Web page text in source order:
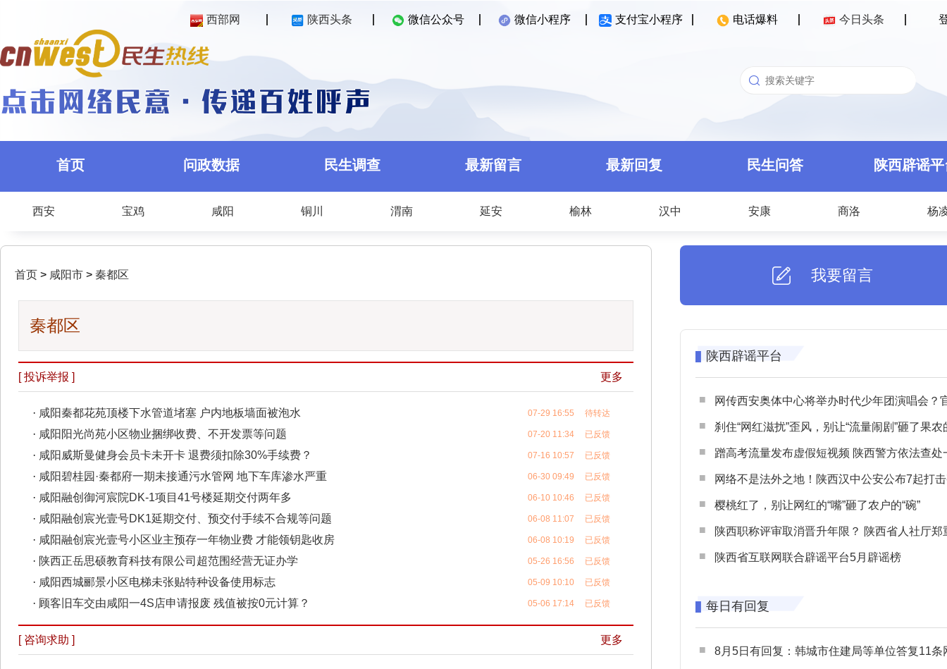
西部网 陕西头条 微信公众号 微信小程序 支付宝小程序 电话爆料 今日头条
首页 问政数据 民生调查 最新留言 最新回复 民生问答 陕西辟谣
西安 宝鸡 咸阳 铜川 渭南 延安 榆林 汉中 安康 商洛 杨
首页 > 咸阳市 > 秦都区
秦都区
[ 投诉举报 ] 更多
· 咸阳秦都花苑顶楼下水管道堵塞 户内地板墙面被泡水 07-29 16:55 待转达
· 咸阳阳光尚苑小区物业捆绑收费、不开发票等问题 07-20 11:34 已反馈
· 咸阳威斯曼健身会员卡未开卡 退费须扣除30%手续费？ 07-16 10:57 已反馈
· 咸阳碧桂园·秦都府一期未接通污水管网 地下车库渗水严重 06-30 09:49 已反馈
· 咸阳融创御河宸院DK-1项目41号楼延期交付两年多 06-10 10:46 已反馈
· 咸阳融创宸光壹号DK1延期交付、预交付手续不合规等问题 06-08 11:07 已反馈
· 咸阳融创宸光壹号小区业主预存一年物业费 才能领钥匙收房 06-08 10:19 已反馈
· 陕西正岳思硕教育科技有限公司超范围经营无证办学 05-26 16:56 已反馈
· 咸阳西城郦景小区电梯未张贴特种设备使用标志 05-09 10:10 已反馈
· 顾客旧车交由咸阳一4S店申请报废 残值被按0元计算？ 05-06 17:14 已反馈
[ 咨询求助 ] 更多
我要留言
陕西辟谣平台
网传西安奥体中心将举办时代少年团演唱会？官方回应：纯
刹住“网红滋扰”歪风，别让“流量闹剧”砸了果农
蹭高考流量发布虚假短视频 陕西警方依法查处一起涉高考网络
网络不是法外之地！陕西汉中公安公布7起打击整治网谣网暴典型
樱桃红了，别让网红的“嘴”砸了农户的“碗”
陕西职称评审取消晋升年限？ 陕西省人社厅郑重声明 谨防职称评审不实言
陕西省互联网联合辟谣平台5月辟谣榜
每日有回复
8月5日有回复：韩城市住建局等单位答复11条网民